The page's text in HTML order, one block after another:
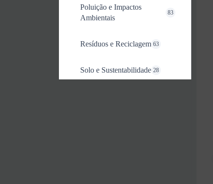
Poluição e Impactos
Ambientais
83
Resíduos e Reciclagem 63
Solo e Sustentabilidade 28